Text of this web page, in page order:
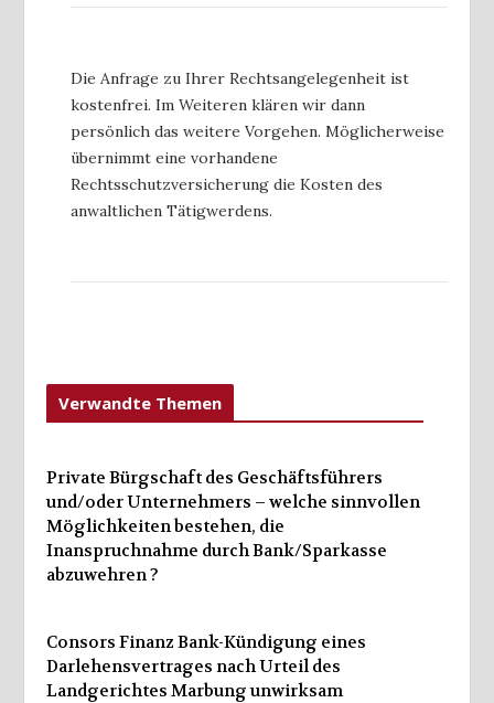
Die Anfrage zu Ihrer Rechtsangelegenheit ist
kostenfrei. Im Weiteren klären wir dann
persönlich das weitere Vorgehen. Möglicherweise
übernimmt eine vorhandene
Rechtsschutzversicherung die Kosten des
anwaltlichen Tätigwerdens.
Verwandte Themen
Private Bürgschaft des Geschäftsführers
und/oder Unternehmers – welche sinnvollen
Möglichkeiten bestehen, die
Inanspruchnahme durch Bank/Sparkasse
abzuwehren ?
Consors Finanz Bank-Kündigung eines
Darlehensvertrages nach Urteil des
Landgerichtes Marbung unwirksam